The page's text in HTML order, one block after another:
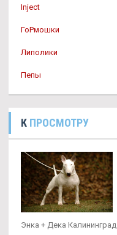
Inject
ГоРмошки
Липолики
Пепы
К ПРОСМОТРУ
Энка + Дека Калининград